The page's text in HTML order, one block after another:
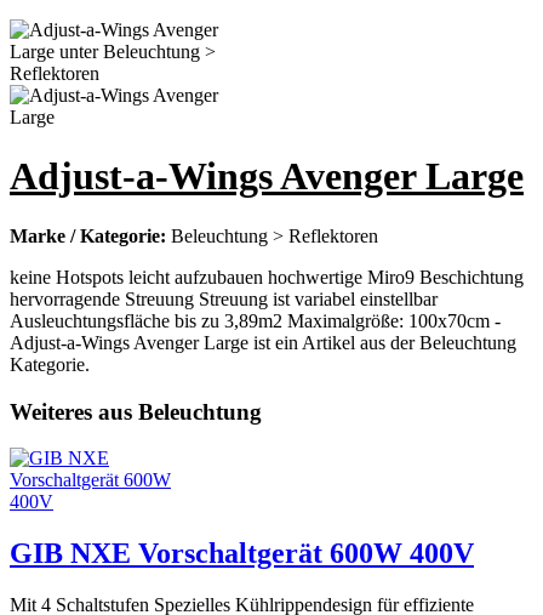
Adjust-a-Wings Avenger Large
Marke / Kategorie: Beleuchtung > Reflektoren
keine Hotspots leicht aufzubauen hochwertige Miro9 Beschichtung
hervorragende Streuung Streuung ist variabel einstellbar
Ausleuchtungsfläche bis zu 3,89m2 Maximalgröße: 100x70cm -
Adjust-a-Wings Avenger Large ist ein Artikel aus der Beleuchtung
Kategorie.
Weiteres aus Beleuchtung
GIB NXE Vorschaltgerät 600W 400V
Mit 4 Schaltstufen Spezielles Kühlrippendesign für effiziente